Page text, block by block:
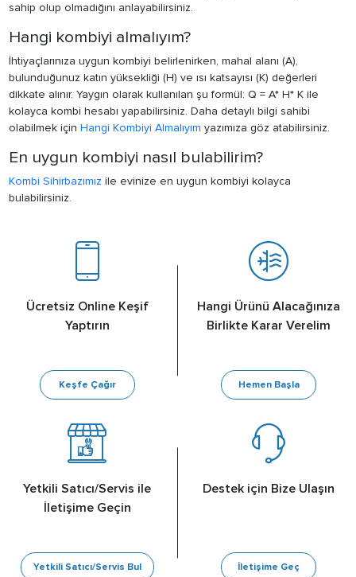
sahip olup olmadığını anlayabilirsiniz.
Hangi kombiyi almalıyım?
İhtiyaçlarınıza uygun kombiyi belirlenirken, mahal alanı (A),
bulunduğunuz katın yüksekliği (H) ve ısı katsayısı (K) değerleri
dikkate alınır. Yaygın olarak kullanılan şu formül: Q = A* H* K ile
kolayca kombi hesabı yapabilirsiniz. Daha detaylı bilgi sahibi
olabilmek için Hangi Kombiyi Almalıyım yazımıza göz atabilirsiniz.
En uygun kombiyi nasıl bulabilirim?
Kombi Sihirbazımız ile evinize en uygun kombiyi kolayca
bulabilirsiniz.
Ücretsiz Online Keşif
Yaptırın
Keşfe Çağır
Hangi Ürünü Alacağınıza
Birlikte Karar Verelim
Hemen Başla
Yetkili Satıcı/Servis ile
İletişime Geçin
Yetkili Satıcı/Servis Bul
Destek için Bize Ulaşın
İletişime Geç